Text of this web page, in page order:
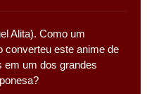
Alita). Como um
converteu este anime de
em um dos grandes